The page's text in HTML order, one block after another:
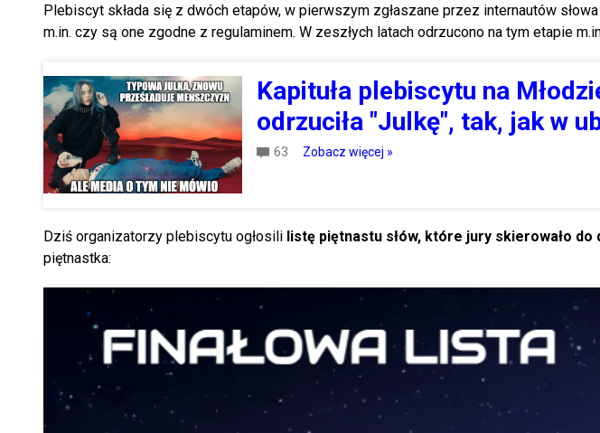
Plebiscyt składa się z dwóch etapów, w pierwszym zgłaszane przez internautów
m.in. czy są one zgodne z regulaminem. W zeszłych latach odrzucono na tym etapie
Kapituła plebiscytu na
odrzuciła "Julkę", tak, jak w
63 Zobacz więcej »
Dziś organizatorzy plebiscytu ogłosili listę piętnastu słów, które jury skierowało
piętnastka: